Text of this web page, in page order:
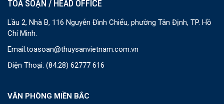
TOÀ SOẠN / HEAD OFFICE
Lầu 2, Nhà B, 116 Nguyễn Đình Chiểu, phường Tân Định, TP. Hồ
Chí Minh.
Email:toasoan@thuysanvietnam.com.vn
Điện Thoại: (84.28) 62777 616
VĂN PHÒNG MIỀN BẮC